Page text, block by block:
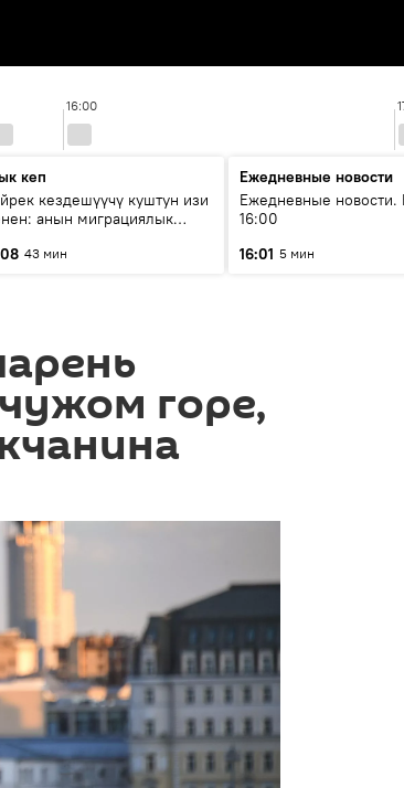
16:00
кеп
кездешүүчү куштун изи
анын миграциялык
43 мин
Ежедневные новости
Ежедневные новости.
16:00
16:01 5 мин
горе,